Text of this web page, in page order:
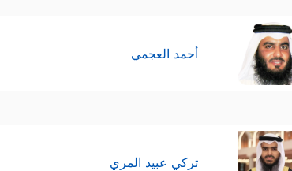
أحمد العجمي
تركي عبيد المري